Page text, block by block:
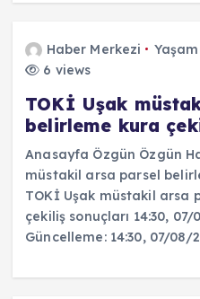
Haber Merkezi Yaşam
6 views
TOKİ Uşak
belirleme kura
Anasayfa Özgün Özgün
müstakil arsa parsel
TOKİ Uşak müstakil arsa
çekiliş sonuçları 14:30,
Güncelleme: 14:30, 07/08/